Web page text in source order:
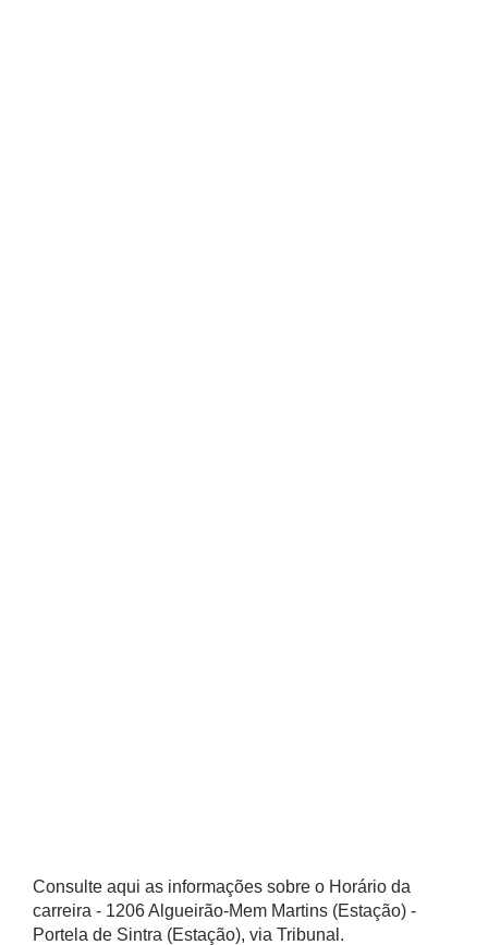
Consulte aqui as informações sobre o Horário da
carreira - 1206 Algueirão-Mem Martins (Estação) -
Portela de Sintra (Estação), via Tribunal.